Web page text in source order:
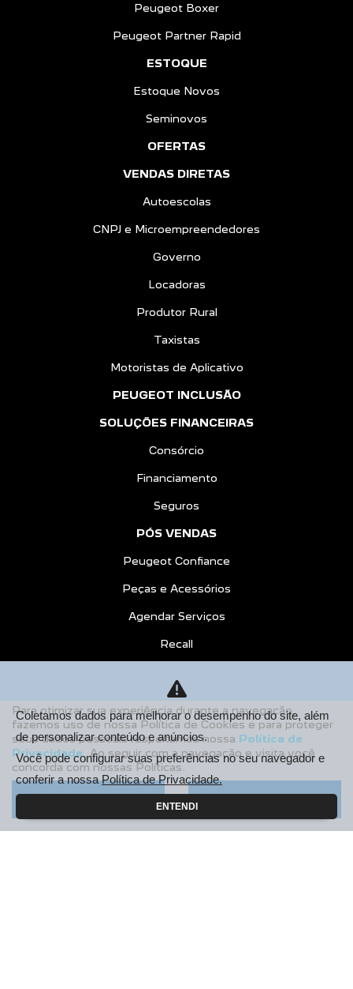
Peugeot Boxer
Peugeot Partner Rapid
ESTOQUE
Estoque Novos
Seminovos
OFERTAS
VENDAS DIRETAS
Autoescolas
CNPJ e Microempreendedores
Governo
Locadoras
Produtor Rural
Taxistas
Motoristas de Aplicativo
PEUGEOT INCLUSÃO
SOLUÇÕES FINANCEIRAS
Consórcio
Financiamento
Seguros
PÓS VENDAS
Peugeot Confiance
Peças e Acessórios
Agendar Serviços
Recall
Sobre Nós
Fale Conosco
Agende um Emotion Drive
Trabalhe Conosco
Política de Privacidade
Para otimizar sua experiência durante a navegação,
fazemos uso de nossa Política de Cookies e para proteger
seus dados pessoais respeitamos nossa Política de
Privacidade . Ao seguir com a navegação e visita você
concorda com nossas Políticas.
Aceitar Recusar
Coletamos dados para melhorar o desempenho do site, além
de personalizar conteúdo e anúncios.
Você pode configurar suas preferências no seu navegador e
conferir a nossaPolítica de Privacidade.
ENTENDI